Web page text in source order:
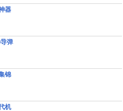
器
弹
锦
机